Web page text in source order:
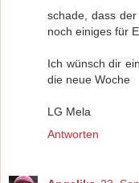
schade, dass
noch einiges für
Ich wünsch dir
die neue Woche
LG Mela
Antworten